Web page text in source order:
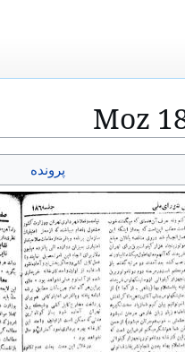
Moz
پرونده